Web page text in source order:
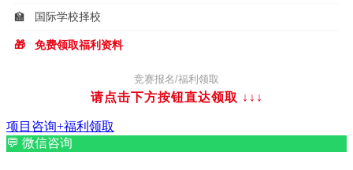
🏫 国际学校择校
🎁 免费领取福利资料
竞赛报名/福利领取
请点击下方按钮直达领取 ↓↓↓
项目咨询+福利领取
💬 微信咨询